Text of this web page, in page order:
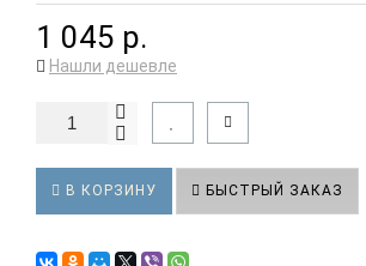
1 045 р.
Нашли дешевле
В КОРЗИНУ БЫСТРЫЙ ЗАКАЗ